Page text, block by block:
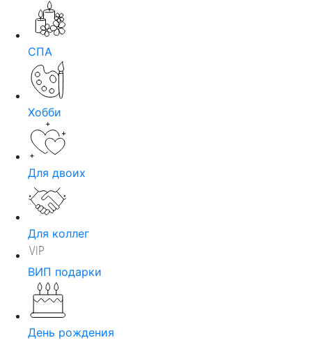
СПА
Хобби
Для двоих
Для коллег
ВИП подарки
День рождения